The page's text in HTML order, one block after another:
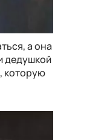
а она
дедушкой
которую